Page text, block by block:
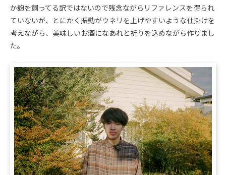
か麹を飼ってる訳ではないので残念ながらリファレンスを得られ
ていないが、とにかく振動がウネリを上げやすいような仕掛けを
考えながら、美味しいお酒になあれと祈りを込めながら作りまし
た。